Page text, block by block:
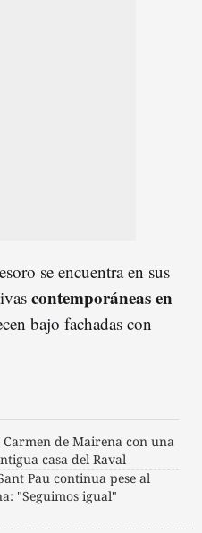
se encuentra en sus
contemporáneas en
bajo fachadas con
de Mairena con una
casa del Raval
Pau continua pese al
"Seguimos igual"